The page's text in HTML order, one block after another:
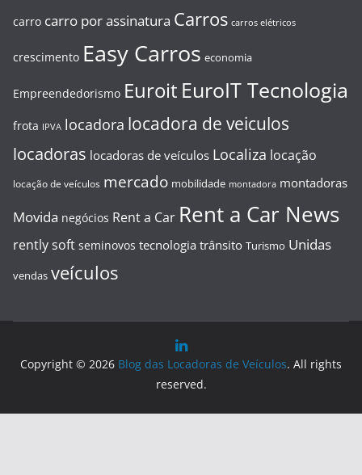
carro carro por assinatura Carros carros elétricos
crescimento Easy Carros economia
Empreendedorismo Euroit EuroIT Tecnologia
frota IPVA locadora locadora de veiculos
locadoras locadoras de veículos Localiza locação
locação de veículos mercado mobilidade montadora montadoras
Movida negócios Rent a Car Rent a Car News
rently soft seminovos tecnologia trânsito Turismo Unidas
vendas veículos
Copyright © 2026 Blog das Locadoras de Veículos. All rights
reserved.